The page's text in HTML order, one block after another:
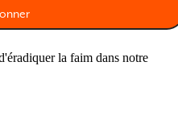
la faim dans notre